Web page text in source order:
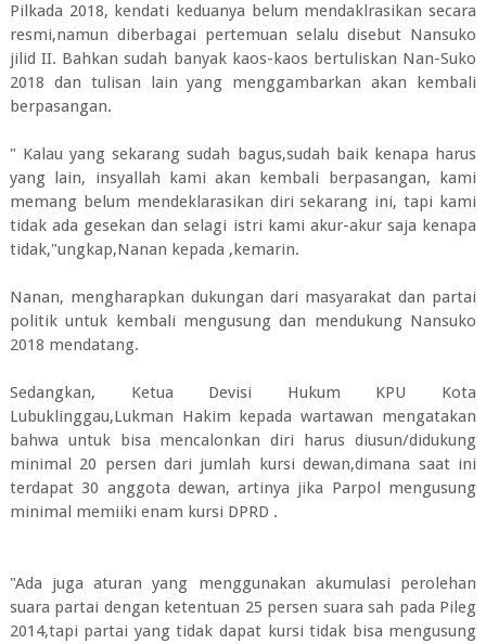
Pilkada 2018, kendati keduanya belum mendaklrasikan secara
resmi,namun diberbagai pertemuan selalu disebut Nansuko
jilid II. Bahkan sudah banyak kaos-kaos bertuliskan Nan-Suko
2018 dan tulisan lain yang menggambarkan akan kembali
berpasangan.
" Kalau yang sekarang sudah bagus,sudah baik kenapa harus
yang lain, insyallah kami akan kembali berpasangan, kami
memang belum mendeklarasikan diri sekarang ini, tapi kami
tidak ada gesekan dan selagi istri kami akur-akur saja kenapa
tidak,"ungkap,Nanan kepada ,kemarin.
Nanan, mengharapkan dukungan dari masyarakat dan partai
politik untuk kembali mengusung dan mendukung Nansuko
2018 mendatang.
Sedangkan, Ketua Devisi Hukum KPU Kota
Lubuklinggau,Lukman Hakim kepada wartawan mengatakan
bahwa untuk bisa mencalonkan diri harus diusun/didukung
minimal 20 persen dari jumlah kursi dewan,dimana saat ini
terdapat 30 anggota dewan, artinya jika Parpol mengusung
minimal memiiki enam kursi DPRD .
"Ada juga aturan yang menggunakan akumulasi perolehan
suara partai dengan ketentuan 25 persen suara sah pada Pileg
2014,tapi partai yang tidak dapat kursi tidak bisa mengusung